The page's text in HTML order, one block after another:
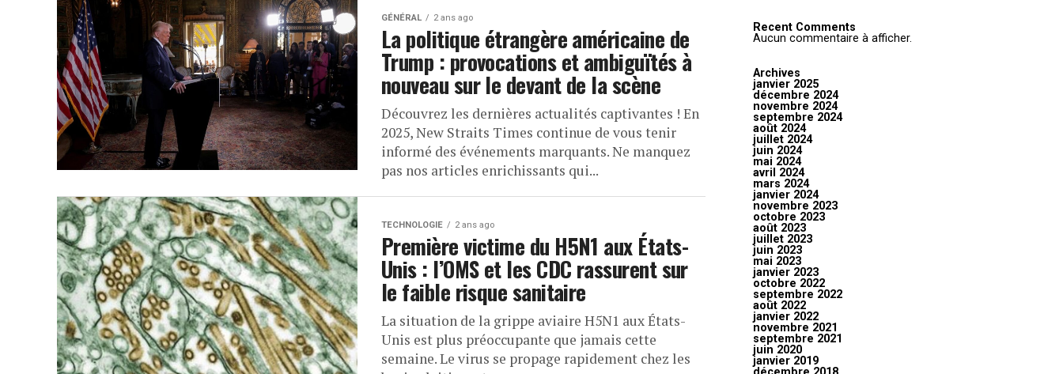
GÉNÉRAL 2 ans ago
La politique étrangère américaine de
Trump : provocations et ambiguïtés à
nouveau sur le devant de la scène
Découvrez les dernières actualités captivantes ! En
2025, New Straits Times continue de vous tenir
informé des événements marquants. Ne manquez
pas nos articles enrichissants qui...
TECHNOLOGIE 2 ans ago
Première victime du H5N1 aux États-
Unis : l’OMS et les CDC rassurent sur
le faible risque sanitaire
La situation de la grippe aviaire H5N1 aux États-
Unis est plus préoccupante que jamais cette
semaine. Le virus se propage rapidement chez les
Recent Comments
Aucun commentaire à afficher.
Archives
janvier 2025
décembre 2024
novembre 2024
septembre 2024
août 2024
juillet 2024
juin 2024
mai 2024
avril 2024
mars 2024
janvier 2024
novembre 2023
octobre 2023
août 2023
juillet 2023
juin 2023
mai 2023
janvier 2023
octobre 2022
septembre 2022
août 2022
janvier 2022
novembre 2021
septembre 2021
juin 2020
janvier 2019